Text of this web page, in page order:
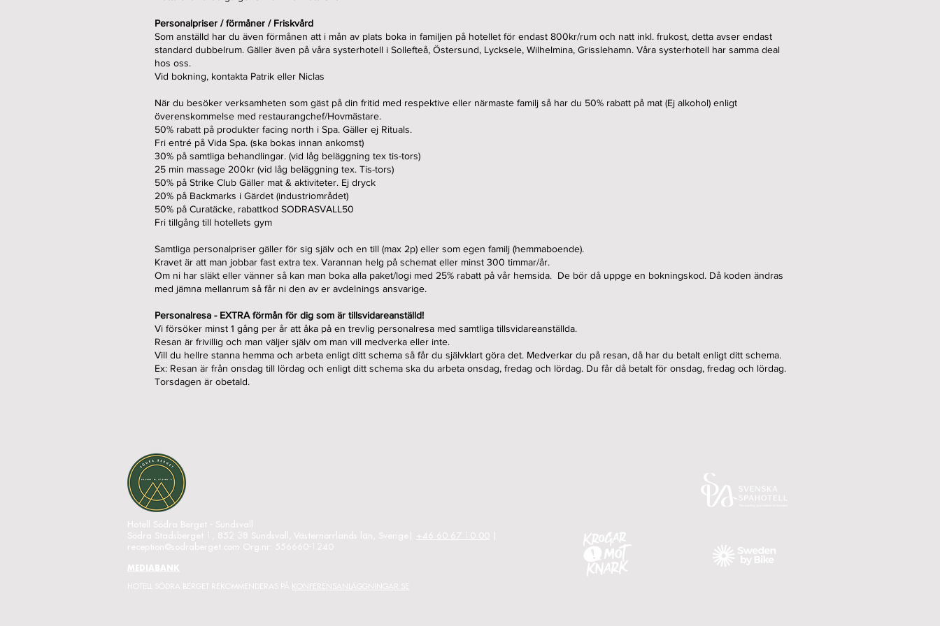
Personalpriser / förmåner / Friskvård
Som anställd har du även förmånen att i mån av plats boka in familjen på hotellet för endast 800kr/rum och natt inkl. frukost, detta avser endast
standard dubbelrum. Gäller även på våra systerhotell i Sollefteå, Östersund, Lycksele, Wilhelmina, Grisslehamn. Våra systerhotell har samma deal
hos oss.
Vid bokning, kontakta Patrik eller Niclas
När du besöker verksamheten som gäst på din fritid med respektive eller närmaste familj så har du 50% rabatt på mat (Ej alkohol) enligt
överenskommelse med restaurangchef/Hovmästare.
50% rabatt på produkter facing north i Spa. Gäller ej Rituals.
Fri entré på Vida Spa. (ska bokas innan ankomst)
30% på samtliga behandlingar. (vid låg beläggning tex tis-tors)
25 min massage 200kr (vid låg beläggning tex. Tis-tors)
50% på Strike Club Gäller mat & aktiviteter. Ej dryck
20% på Backmarks i Gärdet (industriområdet)
50% på Curatäcke, rabattkod SODRASVALL50
Fri tillgång till hotellets gym
Samtliga personalpriser gäller för sig själv och en till (max 2p) eller som egen familj (hemmaboende).
Kravet är att man jobbar fast extra tex. Varannan helg på schemat eller minst 300 timmar/år.
Om ni har släkt eller vänner så kan man boka alla paket/logi med 25% rabatt på vår hemsida. De bör då uppge en bokningskod. Då koden ändras
med jämna mellanrum så får ni den av er avdelnings ansvarige. ​
Personalresa - EXTRA förmån för dig som är tillsvidareanställd!
Vi försöker minst 1 gång per år att åka på en trevlig personalresa med samtliga tillsvidareanställda.
Resan är frivillig och man väljer själv om man vill medverka eller inte.
Vill du hellre stanna hemma och arbeta enligt ditt schema så får du självklart göra det. Medverkar du på resan, då har du betalt enligt ditt schema.
Ex: Resan är från onsdag till lördag och enligt ditt schema ska du arbeta onsdag, fredag och lördag. Du får då betalt för onsdag, fredag och lördag.
Torsdagen är obetald.
Hotell Södra Berget - Sundsvall
Södra Stadsberget 1, 852 38 Sundsvall, Västernorrlands län, Sverige| +46 60 67 10 00
reception@sodraberget.com Org.nr: 556660-1240
MEDIABANK
HOTELL SÖDRA BERGET REKOMMENDERAS PÅ KONFERENSANLÄGGNINGAR.SE